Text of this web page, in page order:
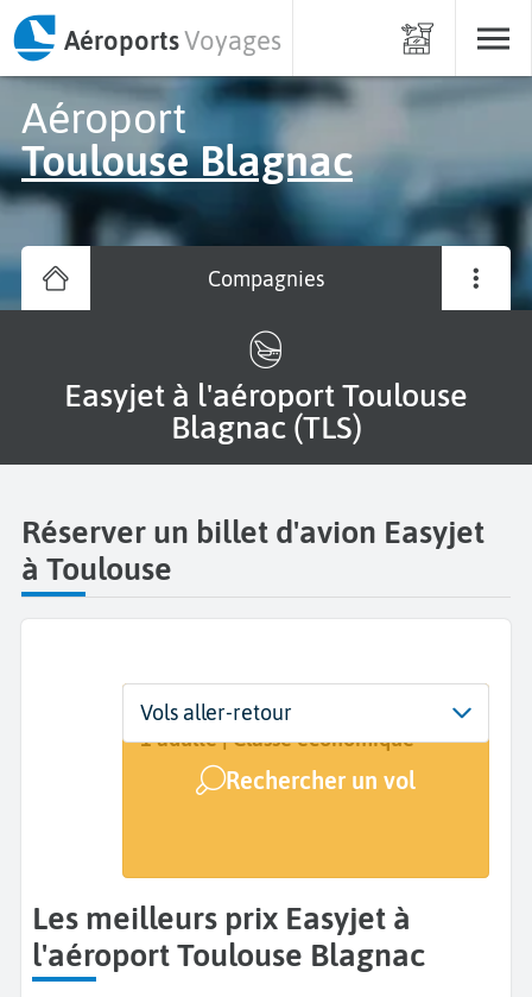
AéroportsVoyages
Aéroport
Toulouse Blagnac
Compagnies
Easyjet à l'aéroport Toulouse
Blagnac (TLS)
Réserver un billet d'avion Easyjet
à Toulouse
Départ
Toulouse Blagnac (TLS)
Dates
Dates de votre voyage
Voyageurs | Classe
1 adulte | Classe économique
Rechercher un vol
Vols aller-retour
Les meilleurs prix Easyjet à
l'aéroport Toulouse Blagnac